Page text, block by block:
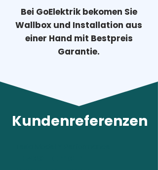
Bei GoElektrik bekomen Sie
Wallbox und Installation aus
einer Hand mit Bestpreis
Garantie.
Kundenreferenzen